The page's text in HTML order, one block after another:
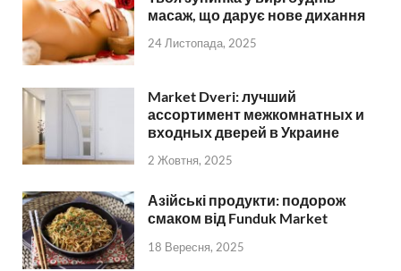
масаж, що дарує нове дихання
24 Листопада, 2025
Market Dveri: лучший
ассортимент межкомнатных и
входных дверей в Украине
2 Жовтня, 2025
Азійські продукти: подорож
смаком від Funduk Market
18 Вересня, 2025